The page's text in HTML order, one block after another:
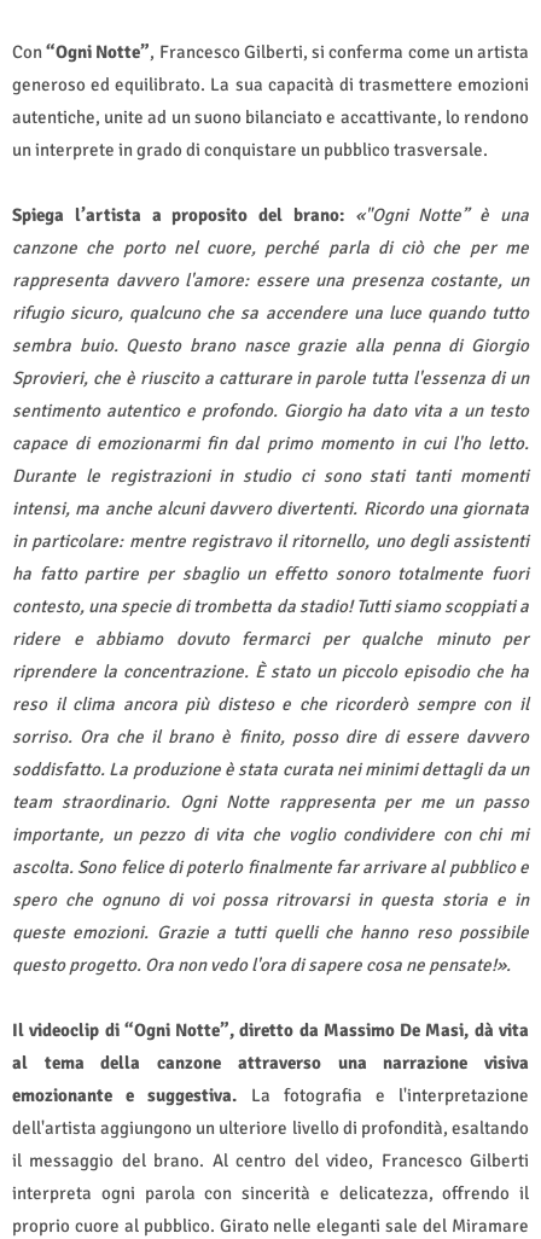
Con“Ogni Notte”, Francesco Gilberti, si conferma come un artista
generoso ed equilibrato. La sua capacità di trasmettere emozioni
autentiche, unite ad un suono bilanciato e accattivante, lo rendono
un interprete in grado di conquistare un pubblico trasversale.
Spiega l’artista a proposito del brano: «"Ogni Notte” è una
canzone che porto nel cuore, perché parla di ciò che per me
rappresenta davvero l'amore: essere una presenza costante, un
rifugio sicuro, qualcuno che sa accendere una luce quando tutto
sembra buio. Questo brano nasce grazie alla penna di Giorgio
Sprovieri, che è riuscito a catturare in parole tutta l'essenza di un
sentimento autentico e profondo. Giorgio ha dato vita a un testo
capace di emozionarmi fin dal primo momento in cui l'ho letto.
Durante le registrazioni in studio ci sono stati tanti momenti
intensi, ma anche alcuni davvero divertenti. Ricordo una giornata
in particolare: mentre registravo il ritornello, uno degli assistenti
ha fatto partire per sbaglio un effetto sonoro totalmente fuori
contesto, una specie di trombetta da stadio! Tutti siamo scoppiati a
ridere e abbiamo dovuto fermarci per qualche minuto per
riprendere la concentrazione. È stato un piccolo episodio che ha
reso il clima ancora più disteso e che ricorderò sempre con il
sorriso. Ora che il brano è finito, posso dire di essere davvero
soddisfatto. La produzione è stata curata nei minimi dettagli da un
team straordinario. Ogni Notte rappresenta per me un passo
importante, un pezzo di vita che voglio condividere con chi mi
ascolta. Sono felice di poterlo finalmente far arrivare al pubblico e
spero che ognuno di voi possa ritrovarsi in questa storia e in
queste emozioni. Grazie a tutti quelli che hanno reso possibile
questo progetto. Ora non vedo l'ora di sapere cosa ne pensate!».
Il videoclip di “Ogni Notte”, diretto da Massimo De Masi, dà vita
al tema della canzone attraverso una narrazione visiva
emozionante e suggestiva. La fotografia e l'interpretazione
dell'artista aggiungono un ulteriore livello di profondità, esaltando
il messaggio del brano. Al centro del video, Francesco Gilberti
interpreta ogni parola con sincerità e delicatezza, offrendo il
proprio cuore al pubblico. Girato nelle eleganti sale del Miramare